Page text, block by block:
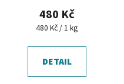
produktu
je
z
480 Kč
Měrná
480 Kč / 1 kg
DETAIL